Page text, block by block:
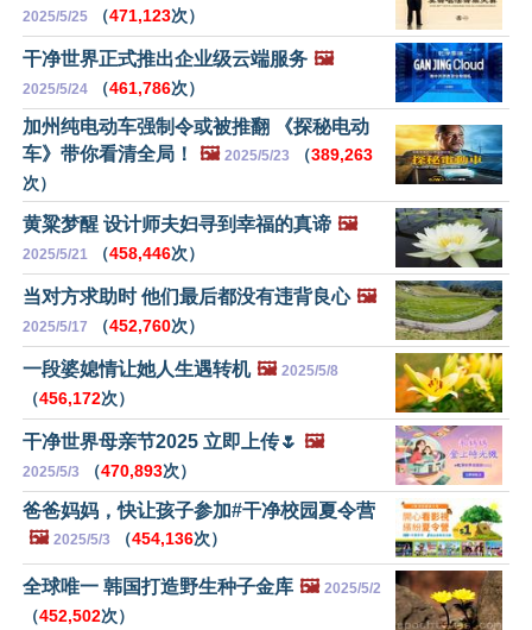
2025/5/25 （471,123次）
干净世界正式推出企业级云端服务 🖼️
2025/5/24 （461,786次）
加州纯电动车强制令或被推翻 《探秘电动
车》带你看清全局！
🖼️ 2025/5/23 （389,263
次）
黄粱梦醒 设计师夫妇寻到幸福的真谛 🖼️
2025/5/21 （458,446次）
当对方求助时 他们最后都没有违背良心 🖼️
2025/5/17 （452,760次）
一段婆媳情让她人生遇转机 🖼️ 2025/5/8
（456,172次）
干净世界母亲节2025 立即上传🌷 🖼️
2025/5/3 （470,893次）
爸爸妈妈，快让孩子参加#干净校园夏令营
🖼️ 2025/5/3 （454,136次）
全球唯一 韩国打造野生种子金库 🖼️ 2025/5/2
（452,502次）